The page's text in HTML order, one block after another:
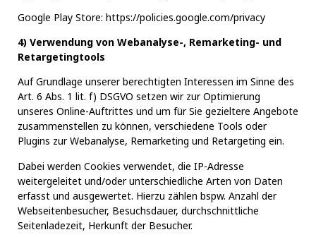
Google Play Store: https://policies.google.com/privacy
4) Verwendung von Webanalyse-, Remarketing- und
Retargetingtools
Auf Grundlage unserer berechtigten Interessen im Sinne des
Art. 6 Abs. 1 lit. f) DSGVO setzen wir zur Optimierung
unseres Online-Auftrittes und um für Sie gezieltere Angebote
zusammenstellen zu können, verschiedene Tools oder
Plugins zur Webanalyse, Remarketing und Retargeting ein.
Dabei werden Cookies verwendet, die IP-Adresse
weitergeleitet und/oder unterschiedliche Arten von Daten
erfasst und ausgewertet. Hierzu zählen bspw. Anzahl der
Webseitenbesucher, Besuchsdauer, durchschnittliche
Seitenladezeit, Herkunft der Besucher.